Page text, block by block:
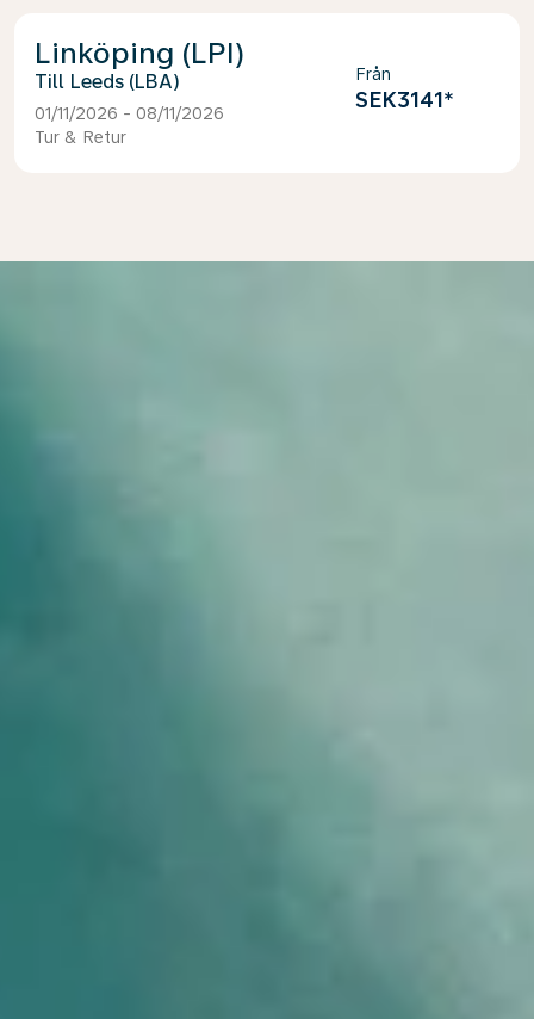
Linköping (LPI)
Leeds (LBA)
01/11/2026 - 08/11/2026
Tur & Retur
Från
SEK3141*